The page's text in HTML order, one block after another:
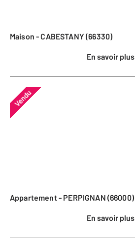
Maison - CABESTANY (66330)
En savoir plus
Vendu
Appartement - PERPIGNAN (66000)
En savoir plus